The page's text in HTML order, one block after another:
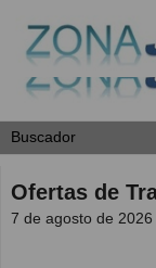
Ofertas de
7 de agosto de 2026